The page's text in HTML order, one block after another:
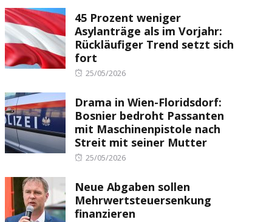
45 Prozent weniger
Asylanträge als im Vorjahr:
Rückläufiger Trend setzt sich
fort
Posted
25/05/2026
Drama in Wien-Floridsdorf:
Bosnier bedroht Passanten
mit Maschinenpistole nach
Streit mit seiner Mutter
Posted
25/05/2026
Neue Abgaben sollen
Mehrwertsteuersenkung
finanzieren